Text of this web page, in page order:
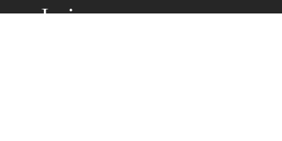
Leisurewear